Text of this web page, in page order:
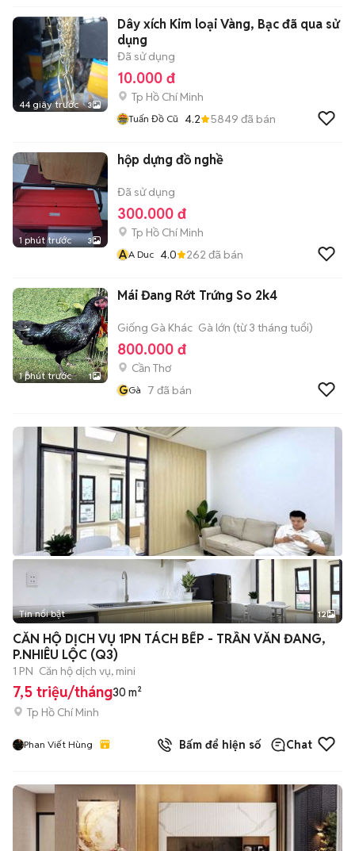
44 giây trước 3
Dây xích Kim loại Vàng, Bạc đã qua sử
dụng
Đã sử dụng
10.000 đ
Tp Hồ Chí Minh
Tuấn Đồ Cũ 4.2 5849 đã bán
1 phút trước 3
hộp dựng đồ nghề
Đã sử dụng
300.000 đ
Tp Hồ Chí Minh
AA Duc 4.0 262 đã bán
1 phút trước 1
Mái Đang Rớt Trứng So 2k4
Giống Gà Khác Gà lớn (từ 3 tháng tuổi)
800.000 đ
Cần Thơ
GGà 7 đã bán
+2
Tin nổi bật 12
CĂN HỘ DỊCH VỤ 1PN TÁCH BẾP - TRẦN VĂN ĐANG,
P.NHIÊU LỘC (Q3)
1 PN Căn hộ dịch vụ, mini
7,5 triệu/tháng30 m²
Tp Hồ Chí Minh
Phan Viết Hùng Bấm để hiện số Chat